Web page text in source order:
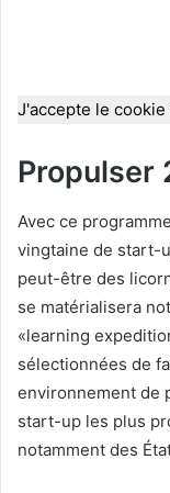
J'accepte le
Propulser
Avec ce
vingtaine de start-
peut-être des
se matérialisera
«learning
sélectionnées de
environnement de
start-up les plus
notamment des